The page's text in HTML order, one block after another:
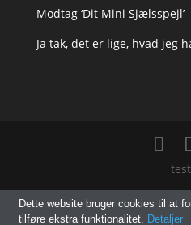
Modtag ‘Dit Mini Sjælsspejl’
Ja tak, det er lige, hvad jeg
test
Dette website bruger cookies til at
tilføre ekstra funktionalitet. Detaljer